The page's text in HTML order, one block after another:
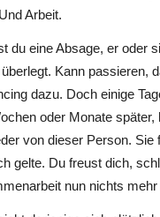
Arbeit.
du eine Absage, er oder
Kann passieren,
dazu. Doch einige
oder Monate später,
von dieser Person. Sie
gelte. Du freust dich,
nun nichts